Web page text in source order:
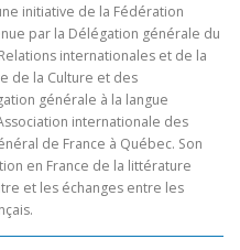
initiative de la Fédération
par la Délégation générale du
internationales et de la
de la Culture et des
générale à la langue
internationale des
de France à Québec. Son
en France de la littérature
et les échanges entre les